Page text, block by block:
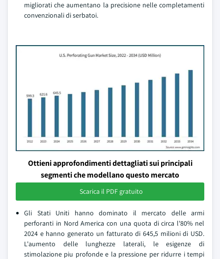
migliorati che aumentano la precisione nelle completamenti
convenzionali di serbatoi.
Ottieni approfondimenti dettagliati sui principali
segmenti che modellano questo mercato
Scarica il PDF gratuito
Gli Stati Uniti hanno dominato il mercato delle armi
perforanti in Nord America con una quota di circa l'80% nel
2024 e hanno generato un fatturato di 645,5 milioni di USD.
L'aumento delle lunghezze laterali, le esigenze di
stimolazione piu profonde e la pressione per ridurre i tempi